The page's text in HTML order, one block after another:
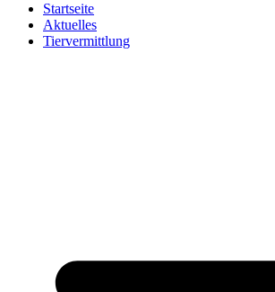
Startseite
Aktuelles
Tiervermittlung